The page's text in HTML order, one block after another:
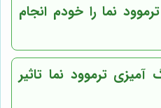
نما را خودم انجام
ترموود نما تاثیر